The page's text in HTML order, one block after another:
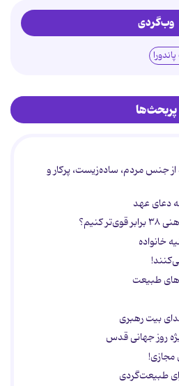
وب‌گردی
پربحث‌ها
جنس مردم، ساده‌زیست، پرکار و
دعای عهد
کنیم؟
طبیعت
بیت رهبری
روز جهانی قدس
مجازی!